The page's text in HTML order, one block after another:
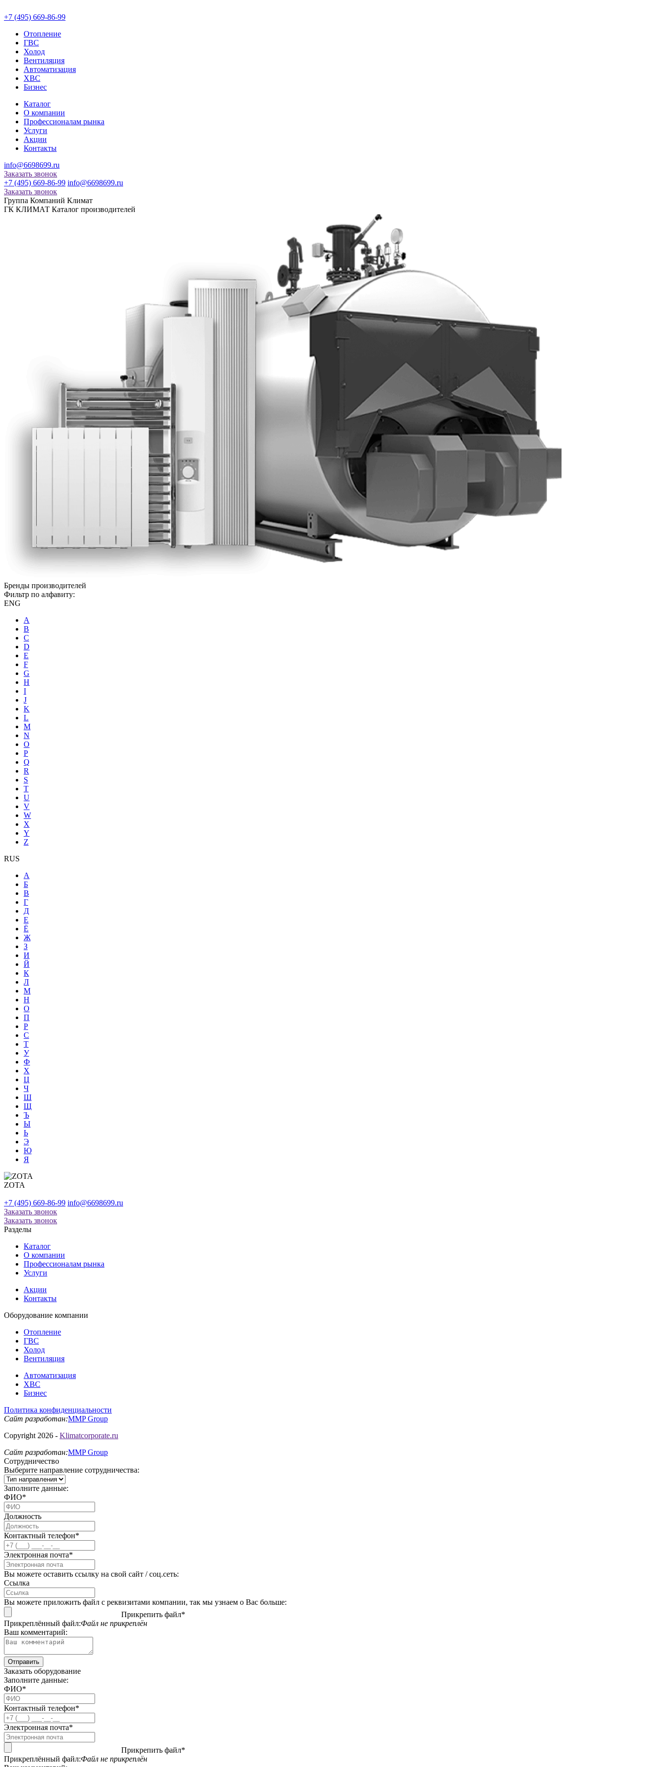
+7 (495) 669-86-99
Отопление
ГВС
Холод
Вентиляция
Автоматизация
ХВС
Бизнес
Каталог
О компании
Профессионалам рынка
Услуги
Акции
Контакты
info@6698699.ru
Заказать звонок
+7 (495) 669-86-99 info@6698699.ru
Заказать звонок
Группа Компаний Климат
ГК КЛИМАТ Каталог производителей
Бренды производителей
Фильтр по алфавиту:
ENG
A
B
C
D
E
F
G
H
I
J
K
L
M
N
O
P
Q
R
S
T
U
V
W
X
Y
Z
RUS
А
Б
В
Г
Д
Е
Ё
Ж
З
И
Й
К
Л
М
Н
О
П
Р
С
Т
У
Ф
Х
Ц
Ч
Ш
Щ
Ъ
Ы
Ь
Э
Ю
Я
ZOTA
+7 (495) 669-86-99 info@6698699.ru
Заказать звонок
Заказать звонок
Разделы
Каталог
О компании
Профессионалам рынка
Услуги
Акции
Контакты
Оборудование компании
Отопление
ГВС
Холод
Вентиляция
Автоматизация
ХВС
Бизнес
Политика конфиденциальности
Сайт разработан:MMP Group
Copyright 2026 - Klimatcorporate.ru
Сайт разработан:MMP Group
Сотрудничество
Выберите направление сотрудничества:
Заполните данные:
ФИО*
Должность
Контактный телефон*
Электронная почта*
Вы можете оставить ссылку на свой сайт / соц.сеть:
Ссылка
Вы можете приложить файл с реквизитами компании, так мы узнаем о Вас больше:
Прикрепить файл*
Прикреплённый файл:Файл не прикреплён
Ваш комментарий:
Заказать оборудование
Заполните данные:
ФИО*
Контактный телефон*
Электронная почта*
Прикрепить файл*
Прикреплённый файл:Файл не прикреплён